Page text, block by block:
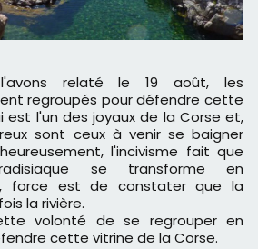
regroupés pour défendre cette
est l'un des joyaux de la Corse et,
sont ceux à venir se baigner
l'incivisme fait que
se transforme en
force est de constater que la
la rivière.
volonté de se regrouper en
cette vitrine de la Corse.